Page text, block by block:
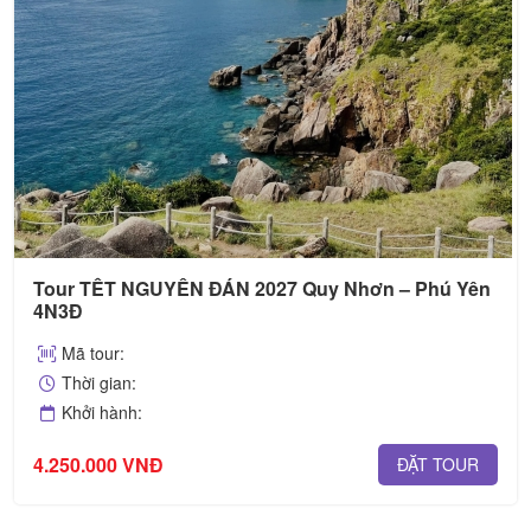
Tour TẾT NGUYÊN ĐÁN 2027 Quy Nhơn – Phú Yên
4N3Đ
Mã tour:
Thời gian:
Khởi hành:
4.250.000 VNĐ ĐẶT TOUR